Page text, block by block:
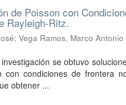
de Poisson con
Rayleigh-Ritz.
;Vega Ramos, Marco Antonio
se obtuvo
con condiciones de frontera
obtener ...